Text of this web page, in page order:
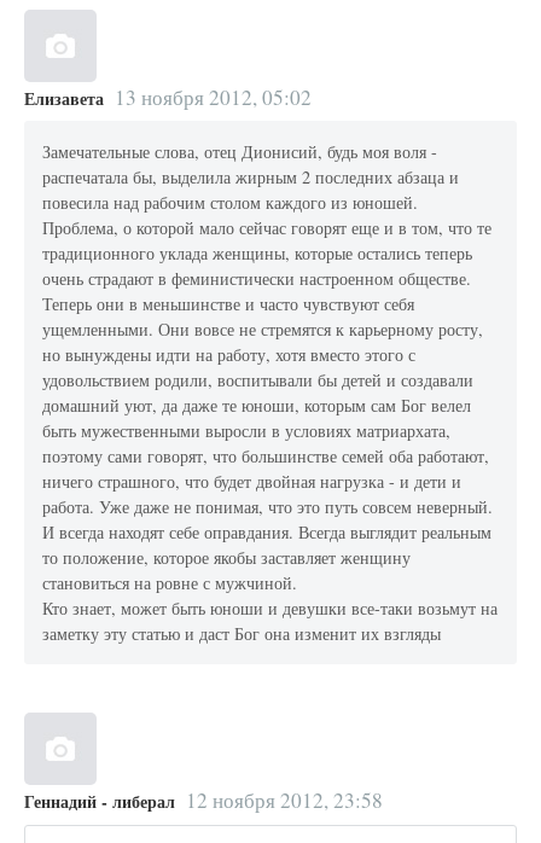
Елизавета 13 ноября 2012, 05:02
Замечательные слова, отец Дионисий, будь моя воля -
распечатала бы, выделила жирным 2 последних абзаца и
повесила над рабочим столом каждого из юношей.
Проблема, о которой мало сейчас говорят еще и в том, что те
традиционного уклада женщины, которые остались теперь
очень страдают в феминистически настроенном обществе.
Теперь они в меньшинстве и часто чувствуют себя
ущемленными. Они вовсе не стремятся к карьерному росту,
но вынуждены идти на работу, хотя вместо этого с
удовольствием родили, воспитывали бы детей и создавали
домашний уют, да даже те юноши, которым сам Бог велел
быть мужественными выросли в условиях матриархата,
поэтому сами говорят, что большинстве семей оба работают,
ничего страшного, что будет двойная нагрузка - и дети и
работа. Уже даже не понимая, что это путь совсем неверный.
И всегда находят себе оправдания. Всегда выглядит реальным
то положение, которое якобы заставляет женщину
становиться на ровне с мужчиной.
Кто знает, может быть юноши и девушки все-таки возьмут на
заметку эту статью и даст Бог она изменит их взгляды
Геннадий - либерал 12 ноября 2012, 23:58